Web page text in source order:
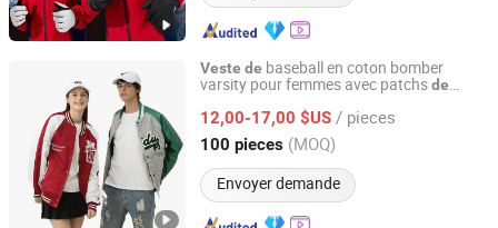
Veste de baseball en coton bomber
varsity pour femmes avec patchsde
12,00-17,00 $US / pieces
100 pieces (MOQ)
Envoyer demande
Quanzhou Lulusen Garment Co., Ltd.
Fujian, China Depuis 2022